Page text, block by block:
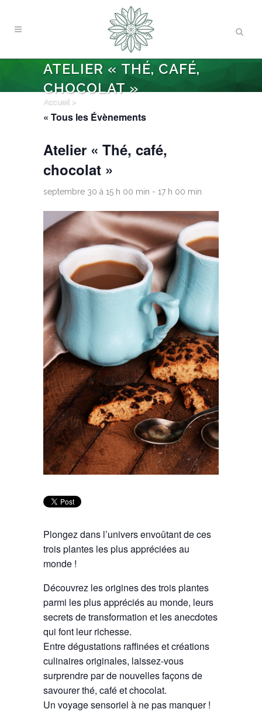
ATELIER « THÉ, CAFÉ,
CHOCOLAT »
Accueil >
« Tous les Évènements
Atelier « Thé, café,
chocolat »
septembre 30 à 15 h 00 min - 17 h 00 min
Plongez dans l’univers envoûtant de ces
trois plantes les plus appréciées au
monde !
Découvrez les origines des trois plantes
parmi les plus appréciés au monde, leurs
secrets de transformation et les anecdotes
qui font leur richesse.
Entre dégustations raffinées et créations
culinaires originales, laissez-vous
surprendre par de nouvelles façons de
savourer thé, café et chocolat.
Un voyage sensoriel à ne pas manquer !